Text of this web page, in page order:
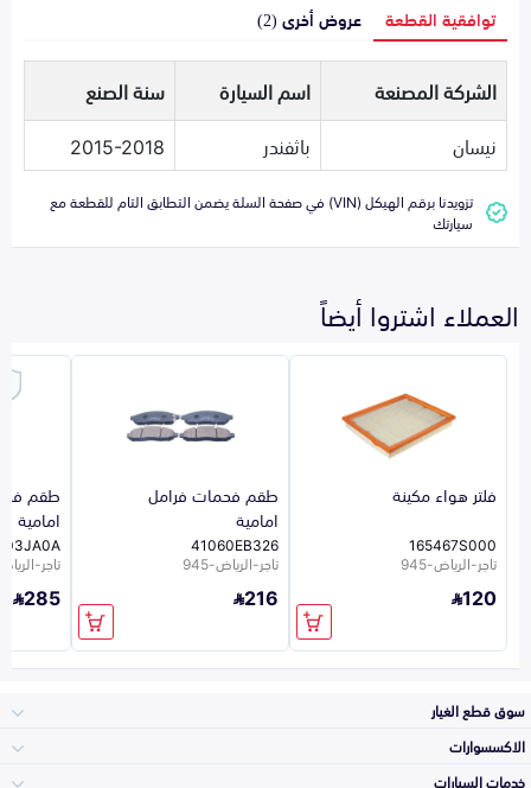
توافقية القطعة عروض أخرى (2)
الشركة المصنعة اسم السيارة
سنة الصنع
نيسان
باثفندر 2015-2018
تزويدنا برقم الهيكل (VIN) في صفحة السلة يضمن التطابق التام للقطعة مع
سيارتك
العملاء اشتروا أيضاً
فلتر هواء مكينة
165467S000
تاجر-الرياض-945
120
طقم فحمات فرامل
امامية
41060EB326
تاجر-الرياض-945
216
طقم
امامية
تاجر-الرياض-
285
سوق قطع الغيار
الاكسسوارات
خدمات السيارات